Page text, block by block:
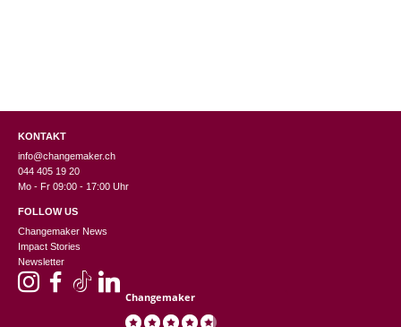
KONTAKT
info@changemaker.ch
044 405 19 20
Mo - Fr 09:00 - 17:00 Uhr
FOLLOW US
Changemaker News
Impact Stories
Newsletter
Changemaker